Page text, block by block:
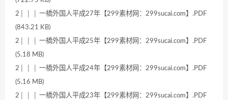
2│ │ │ 一橋外国人平成27年【299素材网：299sucai.com】.PDF
(843.21 KB)
2│ │ │ 一橋外国人平成25年【299素材网：299sucai.com】.PDF
(5.18 MB)
2│ │ │ 一橋外国人平成24年【299素材网：299sucai.com】.PDF
(5.16 MB)
2│ │ │ 一橋外国人平成23年【299素材网：299sucai.com】.PDF